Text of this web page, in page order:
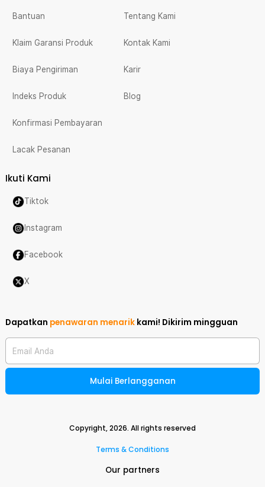
Bantuan
Klaim Garansi Produk
Biaya Pengiriman
Indeks Produk
Konfirmasi Pembayaran
Lacak Pesanan
Tentang Kami
Kontak Kami
Karir
Blog
Ikuti Kami
Tiktok
Instagram
Facebook
X
Dapatkan penawaran menarik kami! Dikirim mingguan
Email Anda
Mulai Berlangganan
Copyright,2026. All rights reserved
Terms & Conditions
Our partners